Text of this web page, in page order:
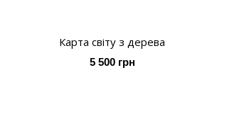
Карта світу з дерева
5 500 грн